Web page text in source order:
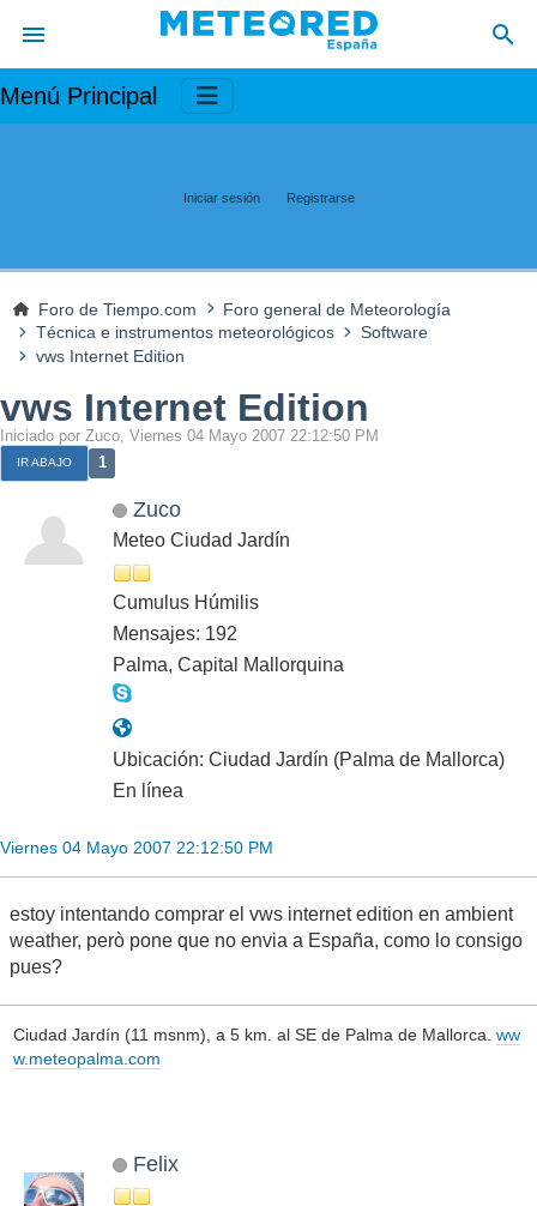
Menú Principal
Iniciar sesión Registrarse
Foro de Tiempo.com
Foro general de Meteorología
Técnica e instrumentos meteorológicos
Software
vws Internet Edition
vws Internet Edition
Iniciado por Zuco, Viernes 04 Mayo 2007 22:12:50 PM
IR ABAJO 1
Zuco
Meteo Ciudad Jardín
Cumulus Húmilis
Mensajes: 192
Palma, Capital Mallorquina
Ubicación: Ciudad Jardín (Palma de Mallorca)
En línea
Viernes 04 Mayo 2007 22:12:50 PM
estoy intentando comprar el vws internet edition en ambient
weather, però pone que no envia a España, como lo consigo
pues?
Ciudad Jardín (11 msnm), a 5 km. al SE de Palma de Mallorca. ww
w.meteopalma.com
Felix